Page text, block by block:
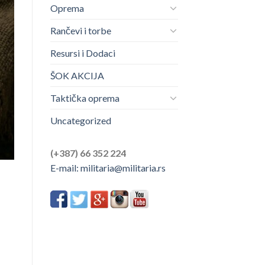
Oprema
Rančevi i torbe
Resursi i Dodaci
ŠOK AKCIJA
Taktička oprema
Uncategorized
(+387) 66 352 224
E-mail: militaria@militaria.rs